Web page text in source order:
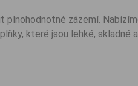
zázemí.
které jsou lehké, skladné